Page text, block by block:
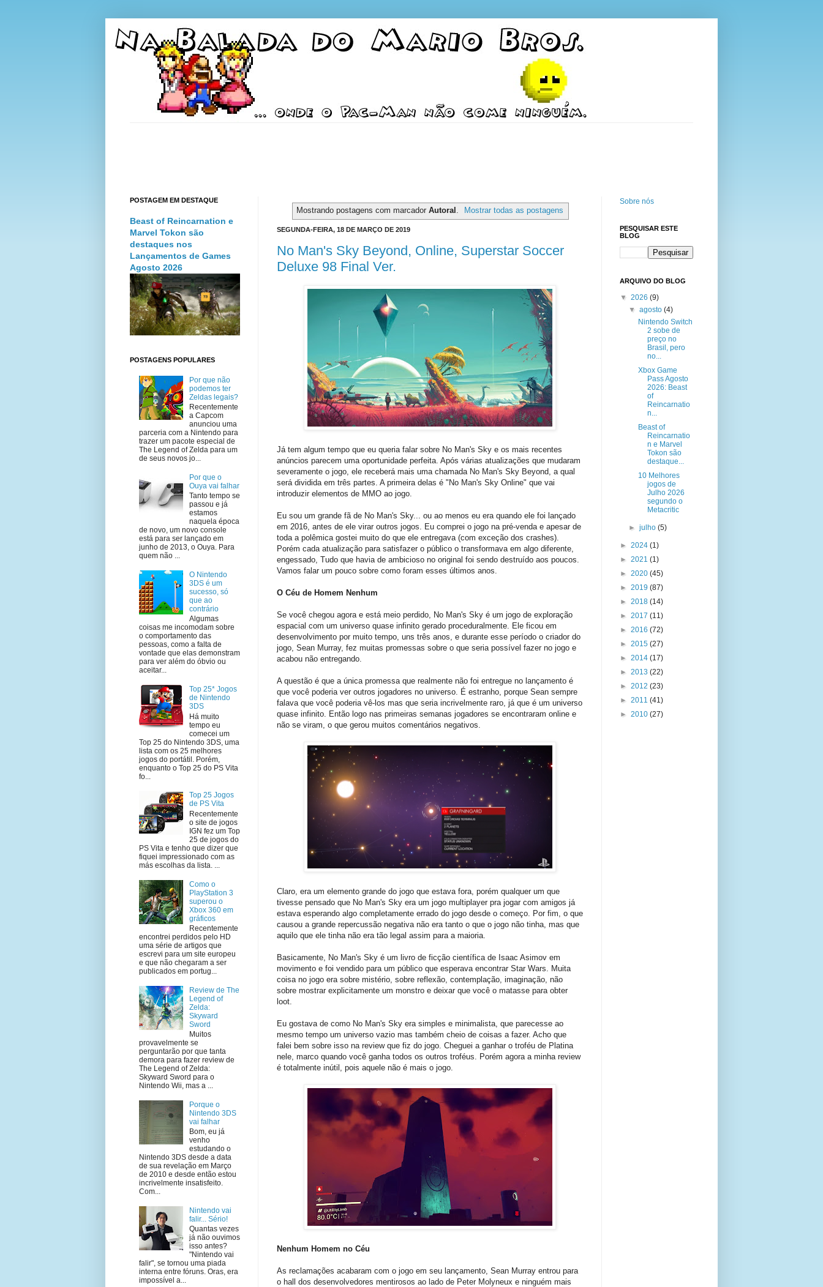
Mostrando postagens com marcador Autoral Mostrar todas as postagens
SEGUNDA-FEIRA, 18 DE MARÇO DE 2019
No Man's Sky Beyond, Online, Superstar Soccer
Deluxe 98 Final Ver.
Já tem algum tempo que eu queria falar sobre No Man's Sky e os mais recentes
anúncios parecem uma oportunidade perfeita. Após várias atualizações que mudaram
severamente o jogo, ele receberá mais uma chamada No Man's Sky Beyond, a qual
será dividida em três partes. A primeira delas é "No Man's Sky Online" que vai
introduzir elementos de MMO ao jogo.
Eu sou um grande fã de No Man's Sky... ou ao menos eu era quando ele foi lançado
em 2016, antes de ele virar outros jogos. Eu comprei o jogo na pré-venda e apesar de
toda a polêmica gostei muito do que ele entregava (com exceção dos crashes).
Porém cada atualização para satisfazer o público o transformava em algo diferente,
engessado, Tudo que havia de ambicioso no original foi sendo destruído aos poucos.
Vamos falar um pouco sobre como foram esses últimos anos.
O Céu de Homem Nenhum
Se você chegou agora e está meio perdido, No Man's Sky é um jogo de exploração
espacial com um universo quase infinito gerado proceduralmente. Ele ficou em
desenvolvimento por muito tempo, uns três anos, e durante esse período o criador do
jogo, Sean Murray, fez muitas promessas sobre o que seria possível fazer no jogo e
acabou não entregando.
A questão é que a única promessa que realmente não foi entregue no lançamento é
que você poderia ver outros jogadores no universo. É estranho, porque Sean sempre
falava que você poderia vê-los mas que seria incrivelmente raro, já que é um universo
quase infinito. Então logo nas primeiras semanas jogadores se encontraram online e
não se viram, o que gerou muitos comentários negativos.
Claro, era um elemento grande do jogo que estava fora, porém qualquer um que
tivesse pensado que No Man's Sky era um jogo multiplayer pra jogar com amigos já
estava esperando algo completamente errado do jogo desde o começo. Por fim, o que
causou a grande repercussão negativa não era tanto o que o jogo não tinha, mas que
aquilo que ele tinha não era tão legal assim para a maioria.
Basicamente, No Man's Sky é um livro de ficção científica de Isaac Asimov em
movimento e foi vendido para um público que esperava encontrar Star Wars. Muita
coisa no jogo era sobre mistério, sobre reflexão, contemplação, imaginação, não
sobre mostrar explicitamente um monstro e deixar que você o matasse para obter
loot.
Eu gostava de como No Man's Sky era simples e minimalista, que parecesse ao
mesmo tempo um universo vazio mas também cheio de coisas a fazer. Acho que
falei bem sobre isso na review que fiz do jogo. Cheguei a ganhar o troféu de Platina
nele, marco quando você ganha todos os outros troféus. Porém agora a minha review
é totalmente inútil, pois aquele não é mais o jogo.
Nenhum Homem no Céu
As reclamações acabaram com o jogo em seu lançamento, Sean Murray entrou para
o hall dos desenvolvedores mentirosos ao lado de Peter Molyneux e ninguém mais
POSTAGEM EM DESTAQUE
Beast of Reincarnation e
Marvel Tokon são
destaques nos
Lançamentos de Games
Agosto 2026
POSTAGENS POPULARES
Por que não
podemos ter
Zeldas legais?
Recentemente
a Capcom
anunciou uma
parceria com a Nintendo para
trazer um pacote especial de
The Legend of Zelda para um
de seus novos jo...
Por que o
Ouya vai falhar
Tanto tempo se
passou e já
estamos
naquela época
de novo, um novo console
está para ser lançado em
junho de 2013, o Ouya. Para
quem não ...
O Nintendo
3DS é um
sucesso, só
que ao
contrário
Algumas
coisas me incomodam sobre
o comportamento das
pessoas, como a falta de
vontade que elas demonstram
para ver além do óbvio ou
aceitar...
Top 25* Jogos
de Nintendo
3DS
Há muito
tempo eu
comecei um
Top 25 do Nintendo 3DS, uma
lista com os 25 melhores
jogos do portátil. Porém,
enquanto o Top 25 do PS Vita
fo...
Top 25 Jogos
de PS Vita
Recentemente
o site de jogos
IGN fez um Top
25 de jogos do
PS Vita e tenho que dizer que
fiquei impressionado com as
más escolhas da lista. ...
Como o
PlayStation 3
superou o
Xbox 360 em
gráficos
Recentemente
encontrei perdidos pelo HD
uma série de artigos que
escrevi para um site europeu
e que não chegaram a ser
publicados em portug...
Review de The
Legend of
Zelda:
Skyward
Sword
Muitos
provavelmente se
perguntarão por que tanta
demora para fazer review de
The Legend of Zelda:
Skyward Sword para o
Nintendo Wii, mas a ...
Porque o
Nintendo 3DS
vai falhar
Bom, eu já
venho
estudando o
Nintendo 3DS desde a data
de sua revelação em Março
de 2010 e desde então estou
incrivelmente insatisfeito.
Com...
Nintendo vai
falir... Sério!
Quantas vezes
já não ouvimos
isso antes?
"Nintendo vai
falir", se tornou uma piada
interna entre fóruns. Oras, era
impossível a...
Sobre nós
PESQUISAR ESTE
BLOG
ARQUIVO DO BLOG
▼ 2026 (9)
▼agosto(4)
Nintendo Switch
2 sobe de
preço no
Brasil, pero
no...
Xbox Game
Pass Agosto
2026: Beast
of
Reincarnatio
n...
Beast of
Reincarnatio
n e Marvel
Tokon são
destaque...
10 Melhores
jogos de
Julho 2026
segundo o
Metacritic
►julho(5)
► 2024 (1)
► 2021 (1)
► 2020 (45)
► 2019 (87)
► 2018 (14)
► 2017 (11)
► 2016 (72)
► 2015 (27)
► 2014 (17)
► 2013 (22)
► 2012 (23)
► 2011 (41)
► 2010 (27)